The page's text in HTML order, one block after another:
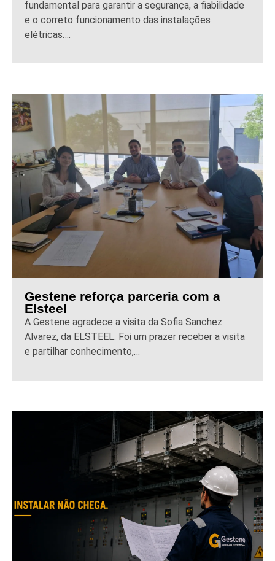
fundamental para garantir a segurança, a fiabilidade
e o correto funcionamento das instalações
elétricas….
Gestene reforça parceria com a
Elsteel
A Gestene agradece a visita da Sofia Sanchez
Alvarez, da ELSTEEL. Foi um prazer receber a visita
e partilhar conhecimento,…